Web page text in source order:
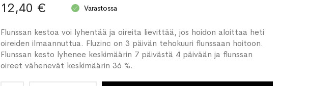
12,40 € Varastossa
Flunssan kestoa voi lyhentää ja oireita lievittää, jos hoidon aloittaa heti
oireiden ilmaannuttua. Fluzinc on 3 päivän tehokuuri flunssaan hoitoon.
Flunssan kesto lyhenee keskimäärin 7 päivästä 4 päivään ja flunssan
oireet vähenevät keskimäärin 36 %.